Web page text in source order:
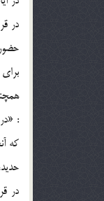
در
:
كه
حديد،
در